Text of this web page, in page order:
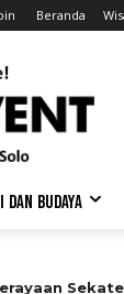
Beranda
DAN BUDAYA